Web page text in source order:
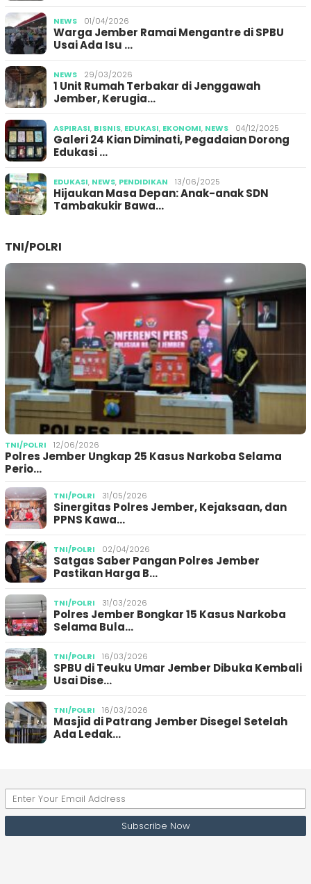
NEWS 01/04/2026
Warga Jember Ramai Mengantre di SPBU
Usai Ada Isu …
NEWS 29/03/2026
1 Unit Rumah Terbakar di Jenggawah
Jember, Kerugia…
ASPIRASI, BISNIS, EDUKASI, EKONOMI, NEWS 04/12/2025
Galeri 24 Kian Diminati, Pegadaian Dorong
Edukasi …
EDUKASI, NEWS, PENDIDIKAN 13/06/2025
Hijaukan Masa Depan: Anak-anak SDN
Tambakukir Bawa…
TNI/POLRI
TNI/POLRI 12/06/2026
Polres Jember Ungkap 25 Kasus Narkoba Selama
Perio…
TNI/POLRI 31/05/2026
Sinergitas Polres Jember, Kejaksaan, dan
PPNS Kawa…
TNI/POLRI 02/04/2026
Satgas Saber Pangan Polres Jember
Pastikan Harga B…
TNI/POLRI 31/03/2026
Polres Jember Bongkar 15 Kasus Narkoba
Selama Bula…
TNI/POLRI 16/03/2026
SPBU di Teuku Umar Jember Dibuka Kembali
Usai Dise…
TNI/POLRI 16/03/2026
Masjid di Patrang Jember Disegel Setelah
Ada Ledak…